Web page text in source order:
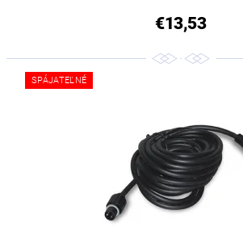
€13,53
SPÁJATEĽNÉ